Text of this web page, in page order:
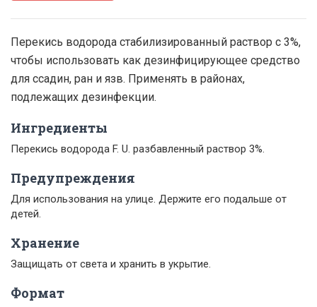
Перекись водорода стабилизированный раствор с 3%,
чтобы использовать как дезинфицирующее средство
для ссадин, ран и язв. Применять в районах,
подлежащих дезинфекции.
Ингредиенты
Перекись водорода F. U. разбавленный раствор 3%.
Предупреждения
Для использования на улице. Держите его подальше от
детей.
Хранение
Защищать от света и хранить в укрытие.
Формат